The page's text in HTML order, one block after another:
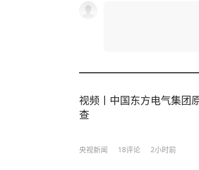
视频丨中国东方电气集团
查
央视新闻 18评论 2小时前